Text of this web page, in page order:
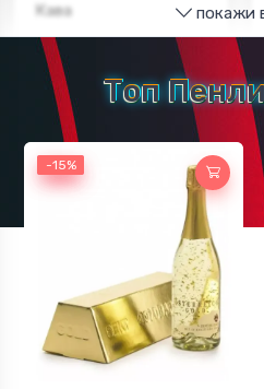
Кава
Пенливо вино
Розе
Пелин
покажи
Топ
-15%
-15%